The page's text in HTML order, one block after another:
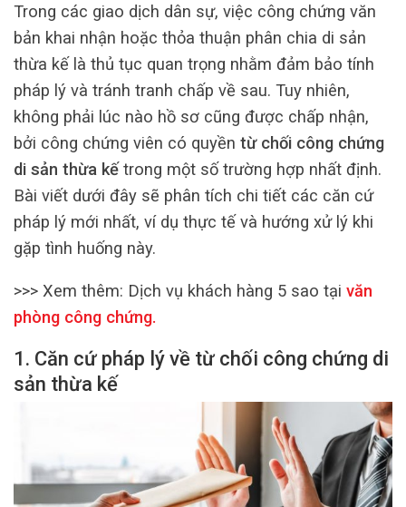
Trong các giao dịch dân sự, việc công chứng văn
bản khai nhận hoặc thỏa thuận phân chia di sản
thừa kế là thủ tục quan trọng nhằm đảm bảo tính
pháp lý và tránh tranh chấp về sau. Tuy nhiên,
không phải lúc nào hồ sơ cũng được chấp nhận,
bởi công chứng viên có quyền từ chối công chứng
di sản thừa kếtrong một số trường hợp nhất định.
Bài viết dưới đây sẽ phân tích chi tiết các căn cứ
pháp lý mới nhất, ví dụ thực tế và hướng xử lý khi
gặp tình huống này.
>>> Xem thêm: Dịch vụ khách hàng 5 sao tại văn
phòng công chứng.
1. Căn cứ pháp lý về từ chối công chứng di
sản thừa kế